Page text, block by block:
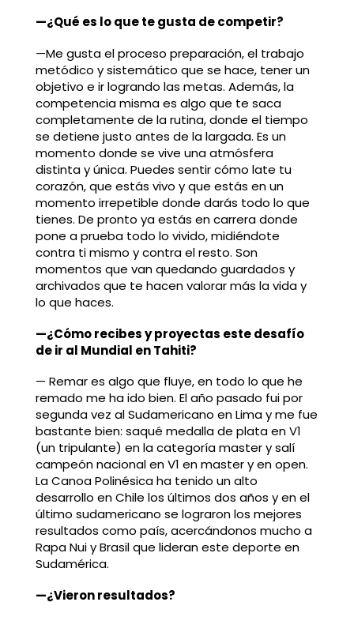
—¿Qué es lo que te gusta de competir?
—Me gusta el proceso preparación, el trabajo
metódico y sistemático que se hace, tener un
objetivo e ir logrando las metas. Además, la
competencia misma es algo que te saca
completamente de la rutina, donde el tiempo
se detiene justo antes de la largada. Es un
momento donde se vive una atmósfera
distinta y única. Puedes sentir cómo late tu
corazón, que estás vivo y que estás en un
momento irrepetible donde darás todo lo que
tienes. De pronto ya estás en carrera donde
pone a prueba todo lo vivido, midiéndote
contra ti mismo y contra el resto. Son
momentos que van quedando guardados y
archivados que te hacen valorar más la vida y
lo que haces.
—¿Cómo recibes y proyectas este desafío
de ir al Mundial en Tahiti?
— Remar es algo que fluye, en todo lo que he
remado me ha ido bien. El año pasado fui por
segunda vez al Sudamericano en Lima y me fue
bastante bien: saqué medalla de plata en V1
(un tripulante) en la categoría master y salí
campeón nacional en V1 en master y en open.
La Canoa Polinésica ha tenido un alto
desarrollo en Chile los últimos dos años y en el
último sudamericano se lograron los mejores
resultados como país, acercándonos mucho a
Rapa Nui y Brasil que lideran este deporte en
Sudamérica.
—¿Vieron resultados?